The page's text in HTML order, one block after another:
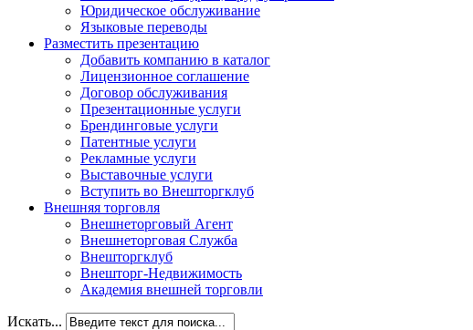
Юридическое обслуживание
Языковые переводы
Разместить презентацию
Добавить компанию в каталог
Лицензионное соглашение
Договор обслуживания
Презентационные услуги
Брендинговые услуги
Патентные услуги
Рекламные услуги
Выставочные услуги
Вступить во Внешторгклуб
Внешняя торговля
Внешнеторговый Агент
Внешнеторговая Служба
Внешторгклуб
Внешторг-Недвижимость
Академия внешней торговли
Искать...